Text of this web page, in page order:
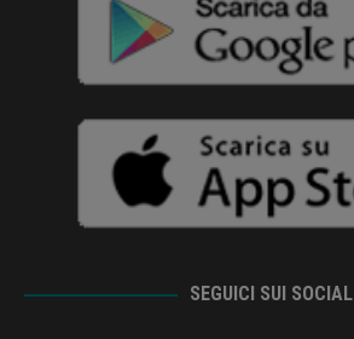
SEGUICI SUI SOCIAL